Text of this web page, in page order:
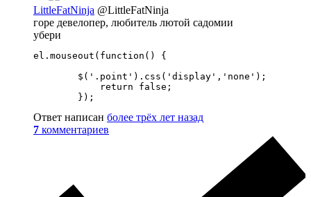
LittleFatNinja @LittleFatNinja
горе девелопер, любитель лютой садомии
убери
el.mouseout(function() {
        $('.point').css('display','none');
            return false;
        });
Ответ написан более трёх лет назад
7 комментариев